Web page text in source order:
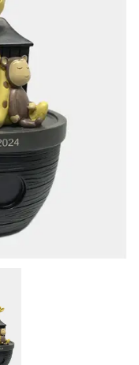
BETALING
& AFHENTNING